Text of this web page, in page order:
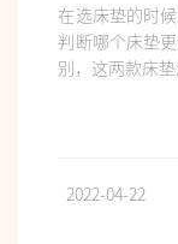
在选床垫的时
判断哪个床垫
别，这两款床
2022-04-22